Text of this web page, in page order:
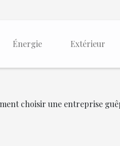
Énergie Extérieur
choisir une entreprise